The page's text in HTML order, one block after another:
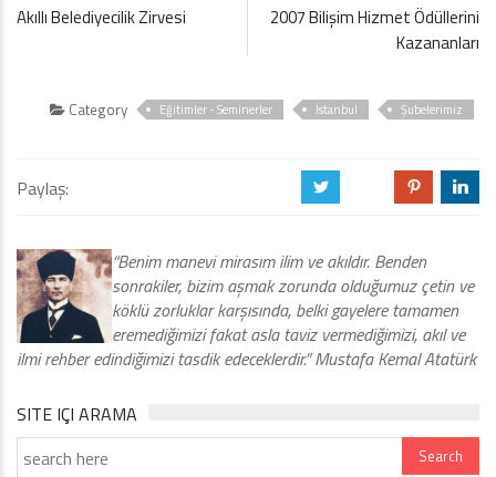
Akıllı Belediyecilik Zirvesi
2007 Bilişim Hizmet Ödüllerini
Kazananları
Category Eğitimler - Seminerler İstanbul Şubelerimiz
Paylaş: a d j
“Benim manevi mirasım ilim ve akıldır. Benden
sonrakiler, bizim aşmak zorunda olduğumuz çetin ve
köklü zorluklar karşısında, belki gayelere tamamen
eremediğimizi fakat asla taviz vermediğimizi, akıl ve
ilmi rehber edindiğimizi tasdik edeceklerdir.” Mustafa Kemal Atatürk
SITE IÇI ARAMA